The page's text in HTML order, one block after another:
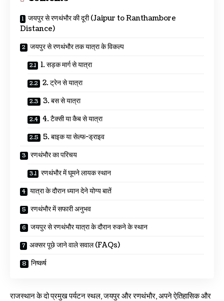
जयपुर से रणथंभौर की दूरी (Jaipur to Ranthambore
Distance)
जयपुर से रणथंभौर तक यात्रा के विकल्प
1. सड़क मार्ग से यात्रा
2. ट्रेन से यात्रा
3. बस से यात्रा
4. टैक्सी या कैब से यात्रा
5. बाइक या सेल्फ-ड्राइव
रणथंभौर का परिचय
रणथंभौर में घूमने लायक स्थान
यात्रा के दौरान ध्यान देने योग्य बातें
रणथंभौर में सफारी अनुभव
जयपुर से रणथंभौर यात्रा के दौरान रुकने के स्थान
अक्सर पूछे जाने वाले सवाल (FAQs)
निष्कर्ष
राजस्थान के दो प्रमुख पर्यटन स्थल, जयपुर और रणथंभौर, अपने ऐतिहासिक और